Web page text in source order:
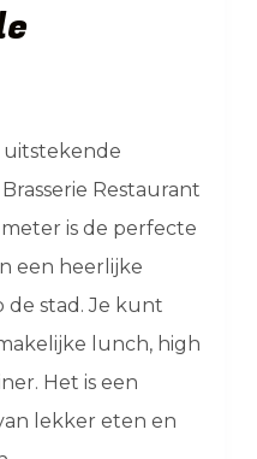
uitstekende
Restaurant
is de perfecte
een heerlijke
stad. Je kunt
lunch, high
Het is een
lekker eten en